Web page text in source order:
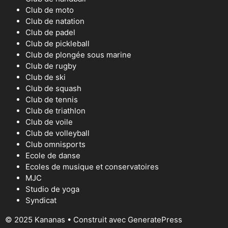
Club de moto
Club de natation
Club de padel
Club de pickleball
Club de plongée sous marine
Club de rugby
Club de ski
Club de squash
Club de tennis
Club de triathlon
Club de voile
Club de volleyball
Club omnisports
Ecole de danse
Ecoles de musique et conservatoires
MJC
Studio de yoga
Syndicat
© 2025 Kananas • Construit avec GeneratePress